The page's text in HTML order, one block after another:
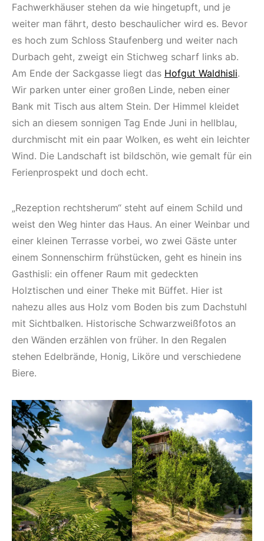
Fachwerkhäuser stehen da wie hingetupft, und je
weiter man fährt, desto beschaulicher wird es. Bevor
es hoch zum Schloss Staufenberg und weiter nach
Durbach geht, zweigt ein Stichweg scharf links ab.
Am Ende der Sackgasse liegt das Hofgut Waldhisli.
Wir parken unter einer großen Linde, neben einer
Bank mit Tisch aus altem Stein. Der Himmel kleidet
sich an diesem sonnigen Tag Ende Juni in hellblau,
durchmischt mit ein paar Wolken, es weht ein leichter
Wind. Die Landschaft ist bildschön, wie gemalt für ein
Ferienprospekt und doch echt.
„Rezeption rechtsherum“ steht auf einem Schild und
weist den Weg hinter das Haus. An einer Weinbar und
einer kleinen Terrasse vorbei, wo zwei Gäste unter
einem Sonnenschirm frühstücken, geht es hinein ins
Gasthisli: ein offener Raum mit gedeckten
Holztischen und einer Theke mit Büffet. Hier ist
nahezu alles aus Holz vom Boden bis zum Dachstuhl
mit Sichtbalken. Historische Schwarzweißfotos an
den Wänden erzählen von früher. In den Regalen
stehen Edelbrände, Honig, Liköre und verschiedene
Biere.